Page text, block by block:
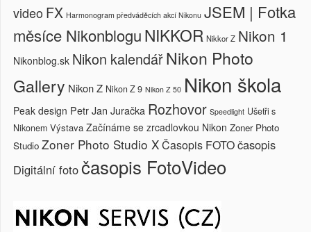
video FX Harmonogram předváděcích akcí Nikonu JSEM | Fotka
měsíce NikonbloguNIKKOR Nikkor Z Nikon 1
Nikonblog.sk Nikon kalendářNikon Photo
Gallery Nikon Z Nikon Z 9 Nikon Z 50 Nikon škola
Peak design Petr Jan Juračka Rozhovor Speedlight Ušetři s
Nikonem Výstava Začínáme se zrcadlovkou Nikon Zoner Photo
Studio Zoner Photo Studio XČasopis FOTOčasopis
Digitální fotočasopis FotoVideo